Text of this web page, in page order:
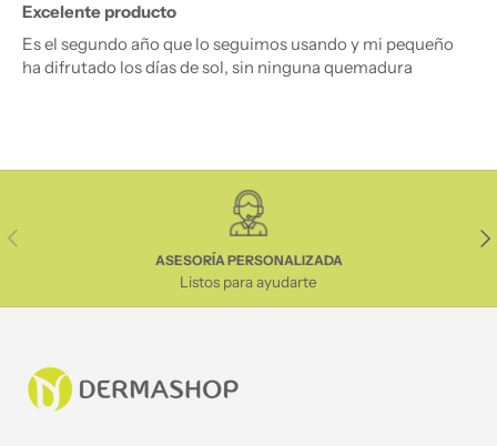
Excelente producto
Es el segundo año que lo seguimos usando y mi pequeño
ha difrutado los días de sol, sin ninguna quemadura
Anterior
ASESORÍA PERSONALIZADA
Listos para ayudarte